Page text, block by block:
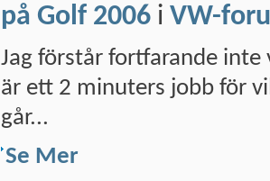
på Golf 2006 i VW-
Jag förstår fortfarande
är ett 2 minuters jobb för
går...
Se Mer